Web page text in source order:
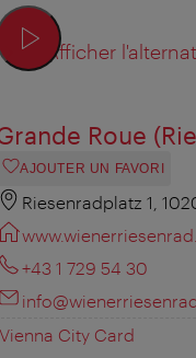
Afficher
Roue
AJOUTER UN FAVORI
Riesenradplatz 1,
+43 1 729 54 30
Vienna City Card